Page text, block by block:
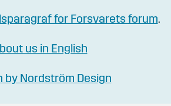
for Forsvarets forum.
us in English
by Nordström Design